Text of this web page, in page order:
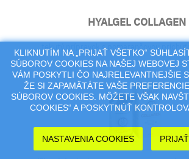
HYALGEL COLLAGEN
tekutý prípravok s pomarančovou
KLIKNUTÍM NA „PRIJAŤ VŠETKO“
SÚBOROV COOKIES NA NAŠEJ WEBOVEJ
VÁM POSKYTLI ČO NAJRELEVANTNEJŠIE
ŽE SI ZAPAMÄTÁTE VAŠE
SÚBOROV COOKIES. MÔŽETE VŠAK
COOKIES“ A POSKYTNÚŤ
NASTAVENIA COOKIES